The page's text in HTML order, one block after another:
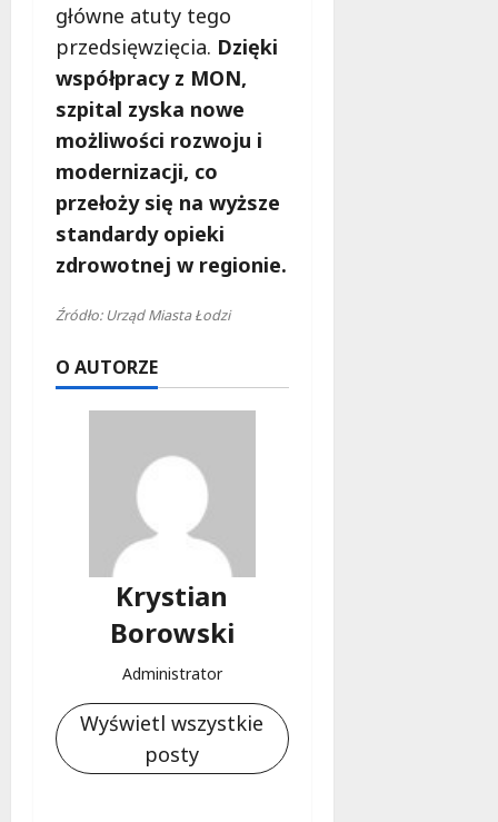
główne atuty tego
przedsięwzięcia. Dzięki
współpracy z MON,
szpital zyska nowe
możliwości rozwoju i
modernizacji, co
przełoży się na wyższe
standardy opieki
zdrowotnej w regionie.
Źródło: Urząd Miasta Łodzi
O AUTORZE
Krystian
Borowski
Administrator
Wyświetl wszystkie
posty